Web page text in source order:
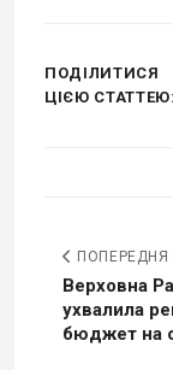
ПОДІЛИТИСЯ
ЦІЄЮ СТАТТЕЮ:
ПОПЕРЕДНЯ
Верховна
ухвалила
бюджет на